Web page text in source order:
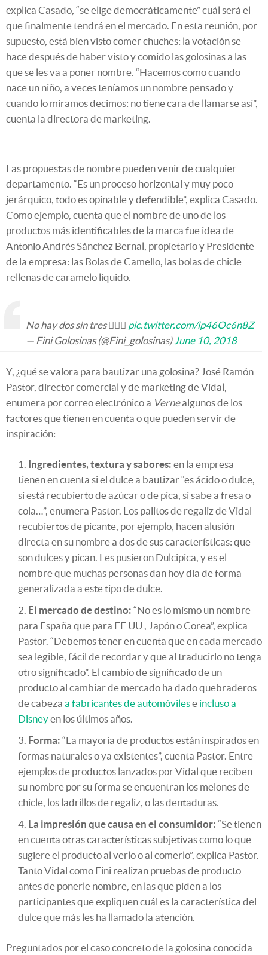
explica Casado, “se elige democráticamente” cuál será el
que finalmente tendrá en el mercado. En esta reunión, por
supuesto, está bien visto comer chuches: la votación se
hace después de haber visto y comido las golosinas a las
que se les va a poner nombre. “Hacemos como cuando
nace un niño, a veces teníamos un nombre pensado y
cuando lo miramos decimos: no tiene cara de llamarse así”,
cuenta la directora de marketing.
Las propuestas de nombre pueden venir de cualquier
departamento. “Es un proceso horizontal y muy poco
jerárquico, todo es opinable y defendible”, explica Casado.
Como ejemplo, cuenta que el nombre de uno de los
productos más identificables de la marca fue idea de
Antonio Andrés Sánchez Bernal, propietario y Presidente
de la empresa: las Bolas de Camello, las bolas de chicle
rellenas de caramelo líquido.
No hay dos sin tres 🤷🏽‍♀️ pic.twitter.com/ip46Oc6n8Z
— Fini Golosinas (@Fini_golosinas)June 10, 2018
Y, ¿qué se valora para bautizar una golosina? José Ramón
Pastor, director comercial y de marketing de Vidal,
enumera por correo electrónico a Vernealgunos de los
factores que tienen en cuenta o que pueden servir de
inspiración:
Ingredientes, textura y sabores: en la empresa
tienen en cuenta si el dulce a bautizar “es ácido o dulce,
si está recubierto de azúcar o de pica, si sabe a fresa o
cola…”, enumera Pastor. Los palitos de regaliz de Vidal
recubiertos de picante, por ejemplo, hacen alusión
directa en su nombre a dos de sus características: que
son dulces y pican. Les pusieron Dulcipica, y es el
nombre que muchas personas dan hoy día de forma
generalizada a este tipo de dulce.
El mercado de destino: “No es lo mismo un nombre
para España que para EE UU , Japón o Corea”, explica
Pastor. “Debemos tener en cuenta que en cada mercado
sea legible, fácil de recordar y que al traducirlo no tenga
otro significado”. El cambio de significado de un
producto al cambiar de mercado ha dado quebraderos
de cabeza a fabricantes de automóvilese incluso a
Disneyen los últimos años.
Forma: “La mayoría de productos están inspirados en
formas naturales o ya existentes”, cuenta Pastor. Entre
ejemplos de productos lanzados por Vidal que reciben
su nombre por su forma se encuentran los melones de
chicle, los ladrillos de regaliz, o las dentaduras.
La impresión que causa en el consumidor: “Se tienen
en cuenta otras características subjetivas como lo que
sugiere el producto al verlo o al comerlo”, explica Pastor.
Tanto Vidal como Fini realizan pruebas de producto
antes de ponerle nombre, en las que piden a los
participantes que expliquen cuál es la característica del
dulce que más les ha llamado la atención.
Preguntados por el caso concreto de la golosina conocida